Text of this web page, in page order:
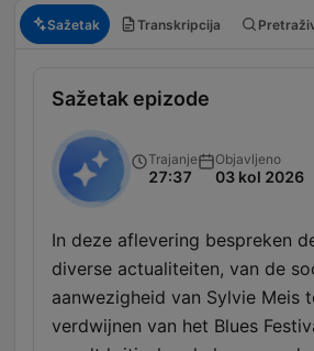
Sažetak Transkripcija
Sažetak epizode
Trajanje
27:37
Objavljeno
03 kol 2026
In deze aflevering bespreken
diverse actualiteiten, van de
aanwezigheid van Sylvie Meis
verdwijnen van het Blues